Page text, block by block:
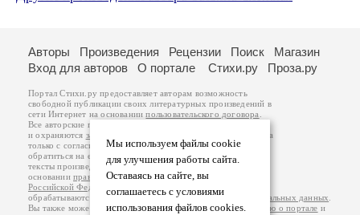
Мы используем файлы cookie
для улучшения работы сайта.
Оставаясь на сайте, вы
соглашаетесь с условиями
использования файлов cookies.
Авторы Произведения Рецензии Поиск
Магазин
Вход для авторов
О портале Стихи.ру Проза.ру
Портал Стихи.ру предоставляет авторам возможность
свободной публикации своих литературных произведений в
сети Интернет на основаниипользовательского договора
Все авторские права на произведения принадлежат авторам
и охраняются законом
. Перепечатка произведений возможна
только с согласия его автора, к которому вы можете
обратиться на его авторской странице. Ответственность за
тексты произведений авторы несут самостоятельно на
основанииправил публикацииизаконодательства
Российской Федерации
обрабатываются на основанииПолитики обработки персональных данных
Вы также можете посмотреть более подробнуюинформацию о портале и